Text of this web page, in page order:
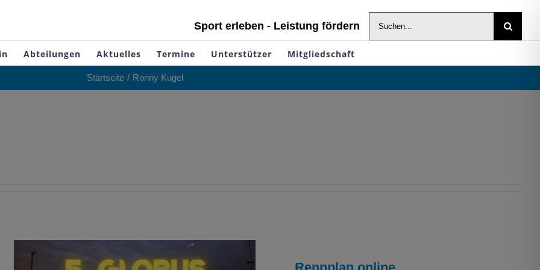
Sport erleben - Leistung fördern
Suche
nach:
Abteilungen Aktuelles Termine Unterstützer Mitgliedschaft
Startseite Ronny Kugel